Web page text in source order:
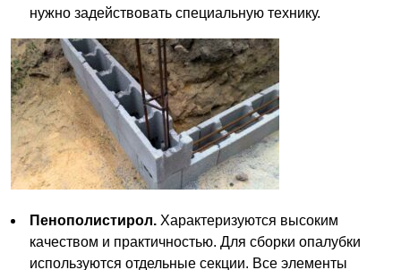
нужно задействовать специальную технику.
Пенополистирол. Характеризуются высоким
качеством и практичностью. Для сборки опалубки
используются отдельные секции. Все элементы